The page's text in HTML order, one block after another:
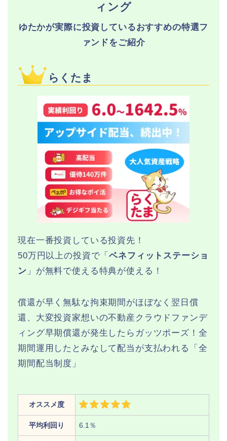
ィング
ゆたかが実際に投資しているおすすめの特選フ
ァンドをご紹介
らくたま
現在一番投資している投資先！
50万円以上の投資で「ベネフィットステーショ
ン 」が無料で使える特典が使える！
償還が早く無駄な拘束期間がほぼなく翌日償
還、大変投資家想いの不動産クラウドファンデ
ィング早期償還が発生したらガッツポーズ！全
期間運用したとみなして配当が支払われる「全
期間配当制度」
オススメ度
平均利回り 6.1％